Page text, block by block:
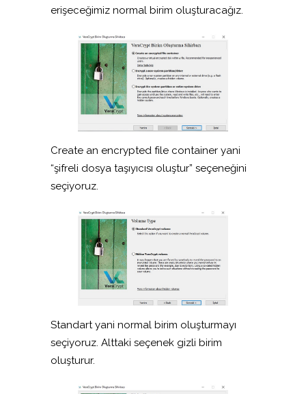
erişeceğimiz normal birim oluşturacağız.
Create an encrypted file container yani
“şifreli dosya taşıyıcısı oluştur” seçeneğini
seçiyoruz.
Standart yani normal birim oluşturmayı
seçiyoruz. Alttaki seçenek gizli birim
oluşturur.